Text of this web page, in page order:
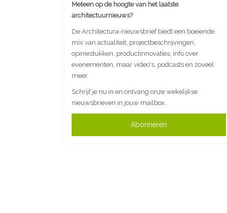
Meteen op de hoogte van het laatste
architectuurnieuws?
De Architectura-nieuwsbrief biedt een boeiende
mix van actualiteit, projectbeschrijvingen,
opiniestukken, productinnovaties, info over
evenementen, maar video's, podcasts en zoveel
meer.
Schrijf je nu in en ontvang onze wekelijkse
nieuwsbrieven in jouw mailbox.
Abonneren